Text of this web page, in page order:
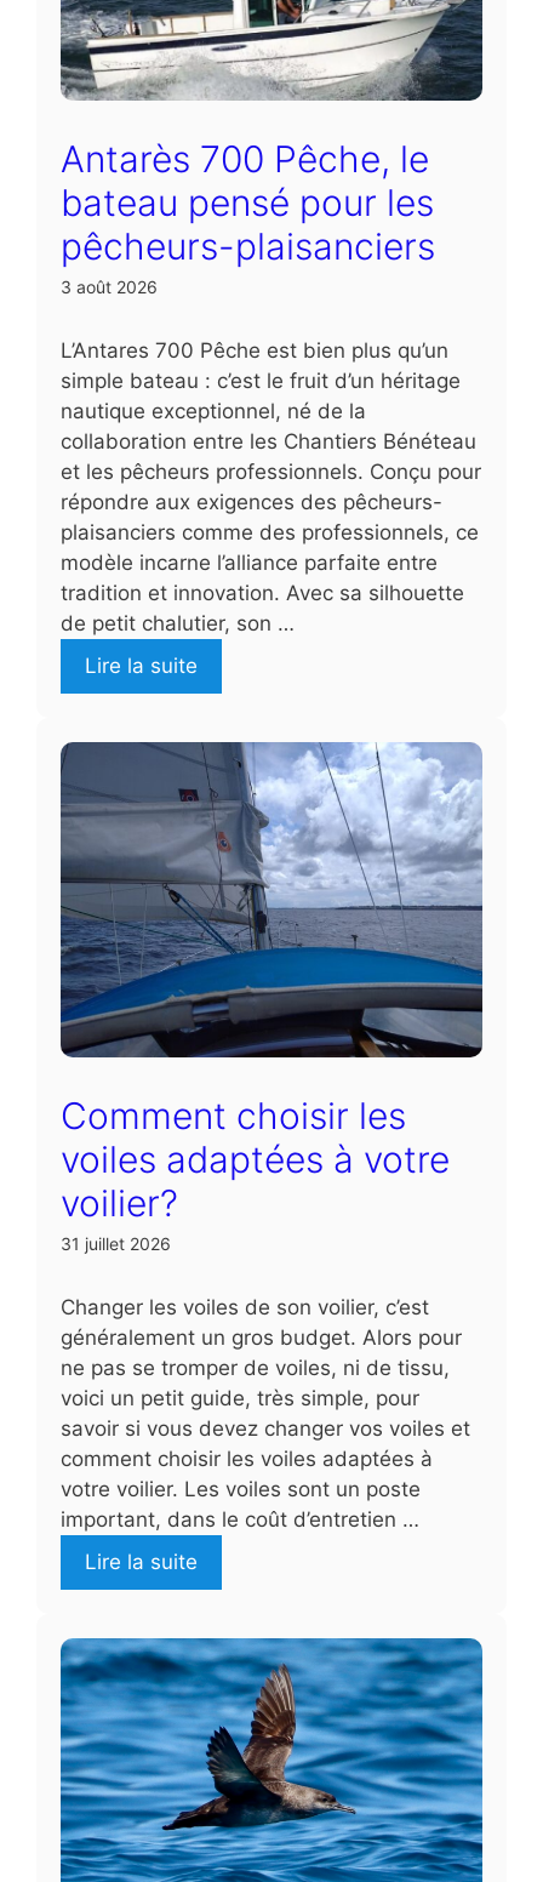
Antarès 700 Pêche, le
bateau pensé pour les
pêcheurs-plaisanciers
3 août 2026
L’Antares 700 Pêche est bien plus qu’un
simple bateau : c’est le fruit d’un héritage
nautique exceptionnel, né de la
collaboration entre les Chantiers Bénéteau
et les pêcheurs professionnels. Conçu pour
répondre aux exigences des pêcheurs-
plaisanciers comme des professionnels, ce
modèle incarne l’alliance parfaite entre
tradition et innovation. Avec sa silhouette
de petit chalutier, son …
Lire la suite
Comment choisir les
voiles adaptées à votre
voilier?
31 juillet 2026
Changer les voiles de son voilier, c’est
généralement un gros budget. Alors pour
ne pas se tromper de voiles, ni de tissu,
voici un petit guide, très simple, pour
savoir si vous devez changer vos voiles et
comment choisir les voiles adaptées à
votre voilier. Les voiles sont un poste
important, dans le coût d’entretien …
Lire la suite